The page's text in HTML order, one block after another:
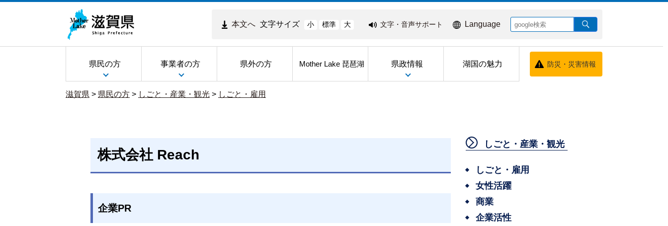
本文へ 文字サイズ 小 標準 大 文字・音声サポート Language
県民の方 事業者の方 県外の方 Mother Lake 琵琶湖 県政情報 湖国の魅力 防災・災害情報
滋賀県 > 県民の方 > しごと・産業・観光 > しごと・雇用
株式会社 Reach
企業PR
しごと・産業・観光
しごと・雇用
女性活躍
商業
企業活性